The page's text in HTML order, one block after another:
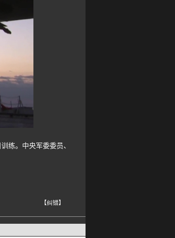
练。中央军委委员、
【纠错】